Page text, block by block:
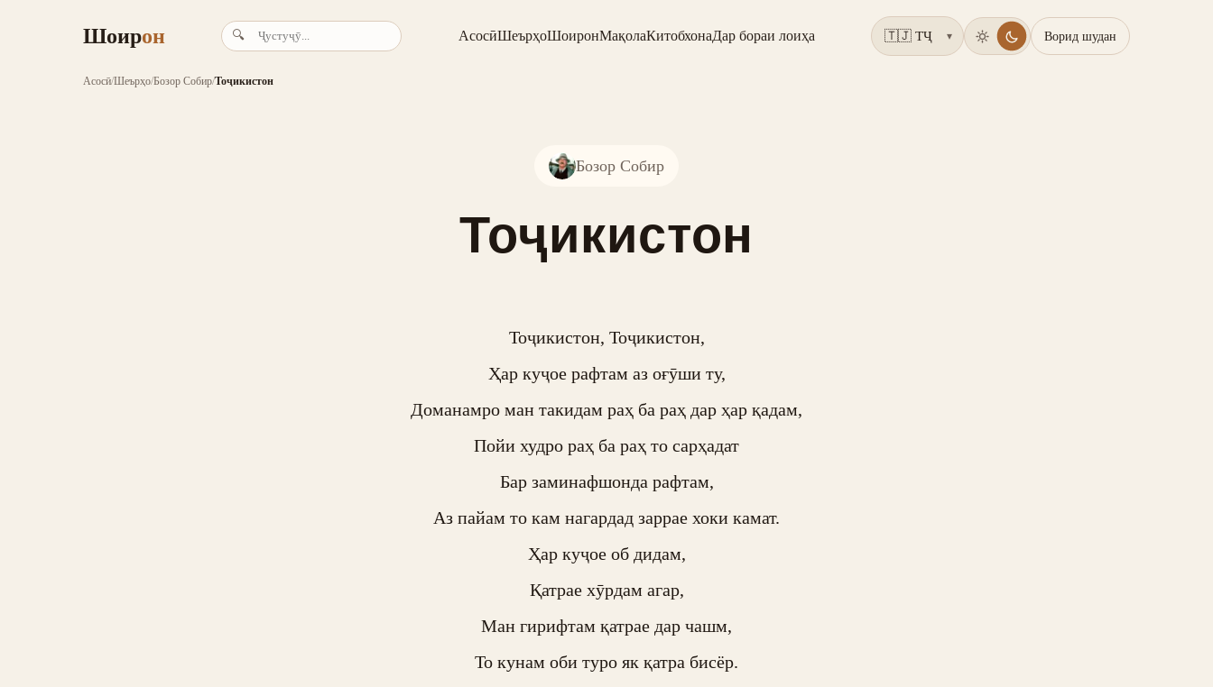
Шоирон 🔍 АсосӣШеърҳоШоиронМақолаКитобхонаДар бораи лоиҳа ▾ Ворид шудан
Асосӣ/Шеърҳо/Бозор Собир/Тоҷикистон
Бозор Собир
Тоҷикистон
Тоҷикистон, Тоҷикистон,
Ҳар куҷое рафтам аз оғӯши ту,
Доманамро ман такидам раҳ ба раҳ дар ҳар қадам,
Пойи худро раҳ ба раҳ то сарҳадат
Бар заминафшонда рафтам,
Аз пайам то кам нагардад заррае хоки камат.
Ҳар куҷое об дидам,
Қатрае хӯрдам агар,
Ман гирифтам қатрае дар чашм,
То кунам оби туро як қатра бисёр.